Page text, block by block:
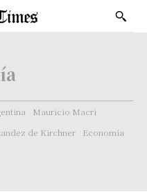
Mauricio Macri
de Kirchner
Economía